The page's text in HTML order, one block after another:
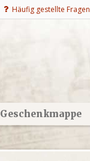
Häufig gestellte Fragen
Geschenkmappe